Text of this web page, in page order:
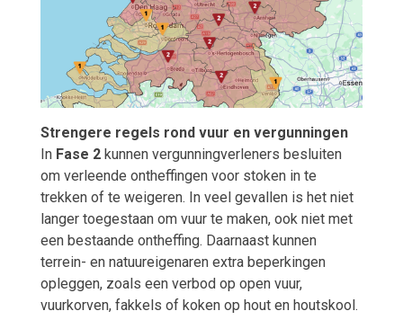
Strengere regels rond vuur en vergunningen
In Fase 2kunnen vergunningverleners besluiten
om verleende ontheffingen voor stoken in te
trekken of te weigeren. In veel gevallen is het niet
langer toegestaan om vuur te maken, ook niet met
een bestaande ontheffing. Daarnaast kunnen
terrein- en natuureigenaren extra beperkingen
opleggen, zoals een verbod op open vuur,
vuurkorven, fakkels of koken op hout en houtskool.